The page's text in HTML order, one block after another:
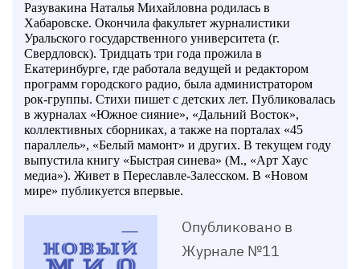
Разувакина Наталья Михайловна родилась в
Хабаровске. Окончила факультет журналистики
Уральского государственного университета (г.
Свердловск). Тридцать три года прожила в
Екатеринбурге, где работала ведущей и редактором
программ городского радио, была администратором
рок-группы. Стихи пишет с детских лет. Публиковалась
в журналах «Южное сияние», «Дальний Восток»,
коллективных сборниках, а также на порталах «45
параллель», «Белый мамонт» и других. В текущем году
выпустила книгу «Быстрая синева» (М., «Арт Хаус
медиа»). Живет в Переславле-Залесском. В «Новом
мире» публикуется впервые.
Опубликовано в
Журнале №11